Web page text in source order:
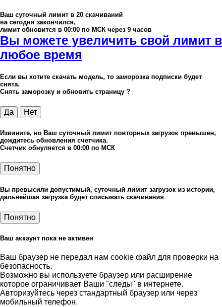
Ваш суточный лимит в 20 скачиваний
на сегодня закончился,
лимит обновится в 00:00 по МСК через 9 часов
Вы можете увеличить свой лимит в
любое время
Если вы хотите скачать модель, то заморозка подписки будет
снята.
Снять заморозку и обновить страницу ?
Да Нет
Извините, но Ваш суточный лимит повторных загрузок превышен,
дождитесь обновления счетчика.
Счетчик обнуляется в 00:00 по МСК
Понятно
Вы превысили допустимый, суточный лимит загрузок из истории,
дальнейшая загрузка будет списывать скачивания
Понятно
Ваш аккаунт пока не активен
Ваш браузер не передал нам cookie файл для проверки на
безопасность.
Возможно вы используете браузер или расширение
которое ограничивает Ваши "следы" в интернете.
Авторизуйтесь через стандартный браузер или через
мобильный телефон.